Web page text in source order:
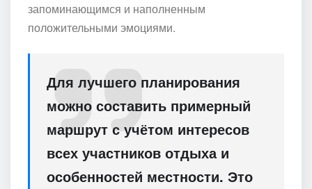
запоминающимся и наполненным
положительными эмоциями.
Для лучшего планирования
можно составить примерный
маршрут с учётом интересов
всех участников отдыха и
особенностей местности. Это